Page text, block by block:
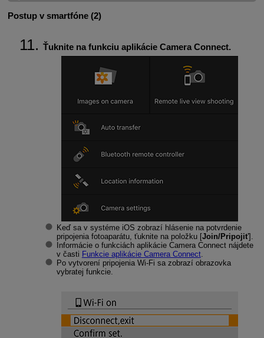
Postup v smartfóne (2)
Ťuknite na funkciu aplikácie Camera Connect.
Keď sa v systéme iOS zobrazí hlásenie na potvrdenie
pripojenia fotoaparátu, ťuknite na položku [Join/Pripojiť].
Informácie o funkciách aplikácie Camera Connect nájdete
v časti Funkcie aplikácie Camera Connect.
Po vytvorení pripojenia Wi-Fi sa zobrazí obrazovka
vybratej funkcie.